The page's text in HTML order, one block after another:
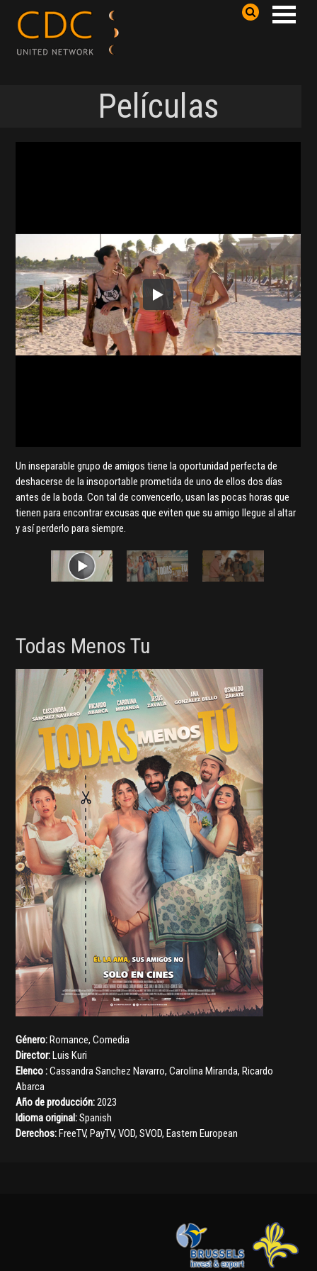
Películas
Un inseparable grupo de amigos tiene la oportunidad perfecta de
deshacerse de la insoportable prometida de uno de ellos dos días
antes de la boda. Con tal de convencerlo, usan las pocas horas que
tienen para encontrar excusas que eviten que su amigo llegue al altar
y así perderlo para siempre.
Todas Menos Tu
Género:Romance,Comedia
Director:Luis Kuri
Elenco :Cassandra Sanchez Navarro,Carolina Miranda,Ricardo
Abarca
Año de producción:2023
Idioma original:Spanish
Derechos:FreeTV, PayTV, VOD, SVOD, Eastern European